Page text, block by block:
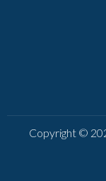
Copyright ©